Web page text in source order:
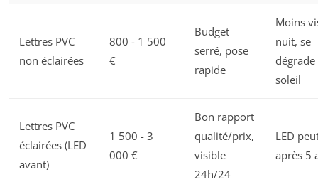
Lettres PVC
non éclairées
800 - 1 500
€
Budget
serré, pose
rapide
Moins
nuit, se
dégrade
soleil
Lettres PVC
éclairées (LED
avant)
1 500 - 3
000 €
Bon rapport
qualité/prix,
visible
24h/24
LED
après 5